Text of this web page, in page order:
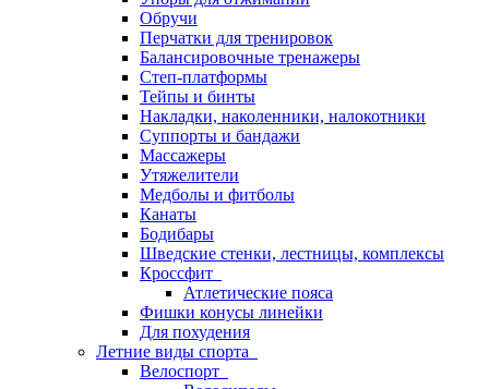
Обручи
Перчатки для тренировок
Балансировочные тренажеры
Степ-платформы
Тейпы и бинты
Накладки, наколенники, налокотники
Суппорты и бандажи
Массажеры
Утяжелители
Медболы и фитболы
Канаты
Бодибары
Шведские стенки, лестницы, комплексы
Кроссфит
Атлетические пояса
Фишки конусы линейки
Для похудения
Летние виды спорта
Велоспорт